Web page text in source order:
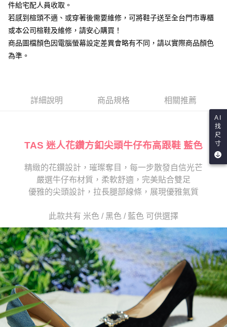
成交易。
3.實際核准額度、可分期數及費用金額請依後續交易確認頁面所載為準。
4.訂單成立30分鐘內，如未前往確認交易或遇審核未通過，訂單將自動取
消。如遇「轉專審核」未通過狀況，表示未達大哥付你分期系統評分，恕無
法說明評估內容。
1.分期款項不併入電信帳單，「大哥付你分期」於每月結算日後寄送繳費提
【注意事項】
2.基於同意付款使用「大哥付你分期」之契約關係目的，商店將以您的個人
資料（包含姓名、電話或地址）提供予台灣大哥大進項蒐集、處理及利用，
3.完整用戶服務條款，請詳閱以下連結：
https://oppay.tw/userRule
AFTEE先享後付是「在收到商品之後才付款」的支付方式。 讓您購物簡單
便利好安心！
１．簡單：不需註冊會員、不需綁卡、不需儲值。
２．便利：只要手機號碼，簡訊認證，即可結帳。
３．安心：先確認商品／服務後，再付款。
３．收到繳費通知簡訊後14天內，點擊此簡訊中的連結，可透過四大超商／
※ 交易是否成功請以「AFTEE先享後付 」之結帳頁面顯示為準，若有關於
客戶支援中心」https://netprotections.freshdesk.com/support/home
【注意事項】
１．透過由恩沛科技股份有限公司提供之「AFTEE先享後付」服務完成之交
２．關於個人資料處理事宜，請瀏覽以下網址：
https://aftee.tw/terms/#terms3
３．未成年的使用者請事先徵得法定代理人或監護人之同意方可使用
「AFTEE先享後付」，若未經同意申辦者引起之損失，本公司不負相關責
任。
４．使用「AFTEE先享後付」時，將依據個別帳號之用戶狀況，依本公司即
時審查核予不同之上限額度；若仍有額度不足之情形，本公司將視審查結果
請求用戶進行身份認證。
５．嚴禁一人註冊多個帳號或使用他人資訊註冊。若發現惡意使用之情形，
恩沛科技股份有限公司將有權停止該用戶之使用額度並採取法律行動。
ATM付款
運送方式
宅配
免運費
件給宅配人員收取。
若感到楦頭不適、或穿著後需要維修，可將鞋子送至全台門市專櫃
或本公司楦鞋及維修，請安心購買！
商品圖檔顏色因電腦螢幕設定差異會略有不同，請以實際商品顏色
為準。
詳細說明 商品規格 相關推薦
TAS 迷人花鑽方釦尖頭牛仔布高跟鞋 藍色
精緻的花鑽設計，璀璨奪目，每一步散發自信光芒
嚴選牛仔布材質，柔軟舒適，完美貼合雙足
優雅的尖頭設計，拉長腿部線條，展現優雅氣質
此款共有 米色 / 黑色 / 藍色 可供選擇
AI
找
尺
寸